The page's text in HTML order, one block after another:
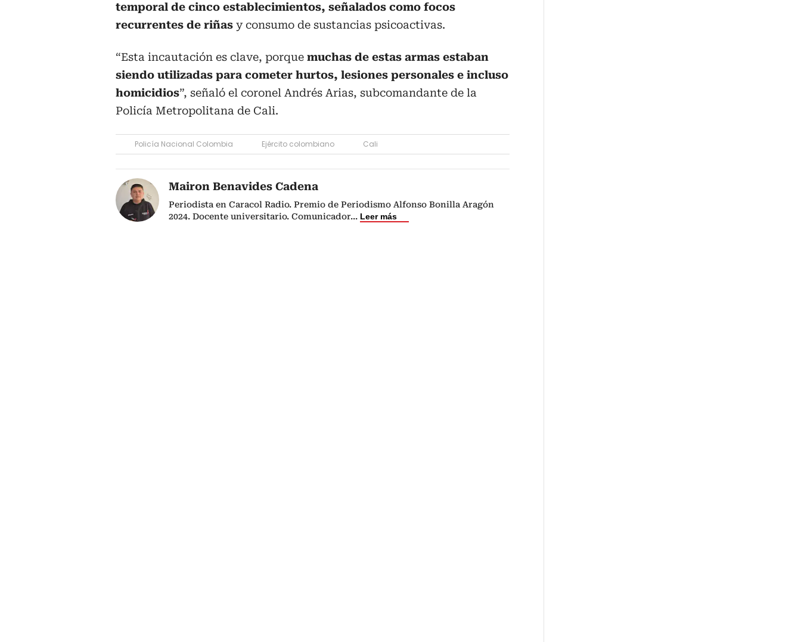
temporal de cinco establecimientos, señalados como focos
recurrentes de riñas y consumo de sustancias psicoactivas.
“Esta incautación es clave, porque muchas de estas armas estaban
siendo utilizadas para cometer hurtos, lesiones personales e incluso
homicidios”, señaló el coronel Andrés Arias, subcomandante de la
Policía Metropolitana de Cali.
Policía Nacional Colombia Ejército colombiano Cali
Mairon Benavides Cadena
Periodista en Caracol Radio. Premio de Periodismo Alfonso Bonilla Aragón
2024. Docente universitario. Comunicador... Leer más